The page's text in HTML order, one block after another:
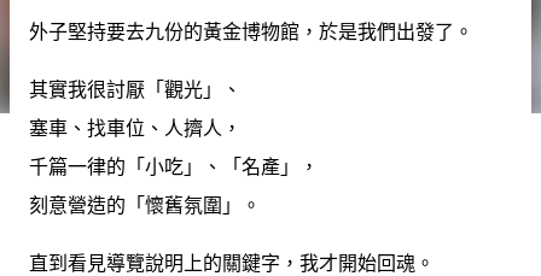
外子堅持要去九份的黃金博物館，於是我們出發了。
其實我很討厭「觀光」、
塞車、找車位、人擠人，
千篇一律的「小吃」、「名產」，
刻意營造的「懷舊氛圍」。
直到看見導覽說明上的關鍵字，我才開始回魂。